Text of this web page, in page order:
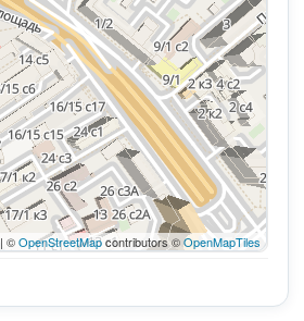
| ©OpenStreetMapcontributors ©OpenMapTiles